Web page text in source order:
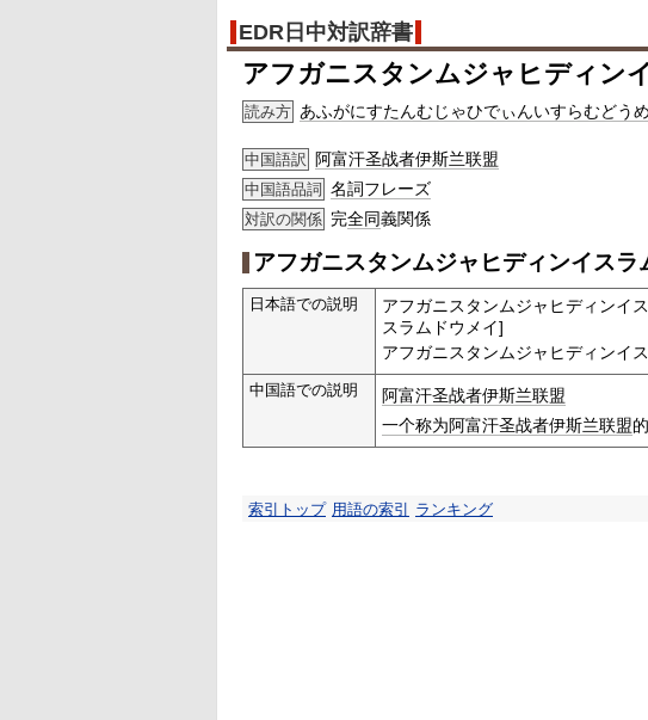
EDR日中対訳辞書
アフガニスタンムジャヒディン
読み方 あふがにすたんむじゃひでぃんいすらむどう
中国語訳 阿富汗圣战者伊斯兰联盟
中国語品詞 名詞フレーズ
対訳の関係 完全同義関係
アフガニスタンムジャヒディンイスラ
日本語での説明
アフガニスタンムジャヒディンイ
スラムドウメイ]
アフガニスタンムジャヒディンイ
中国語での説明
阿富汗圣战者伊斯兰联盟
一个称为阿富汗圣战者伊斯兰联盟的
索引トップ 用語の索引 ランキング